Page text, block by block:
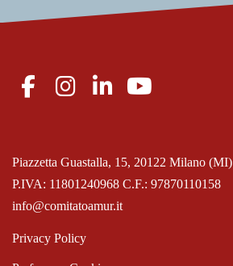
P.IVA: 11801240968 C.F.: 97870110158
Piazzetta Guastalla, 15, 20122 Milano (MI)
info@comitatoamur.it
Privacy Policy